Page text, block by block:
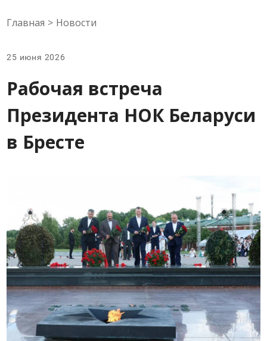
Главная > Новости
Рабочая встреча
Президента НОК Беларуси
в Бресте
25 июня 2026